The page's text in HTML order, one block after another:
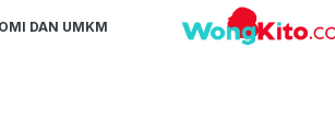
DAN UMKM